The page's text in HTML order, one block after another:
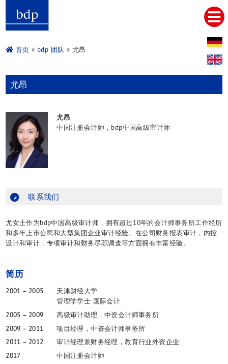
Hauptmenu
首页
法律咨询及诉讼
审计及审计相关服务
企业重组及重組意见
并购及企业接班人
管理咨询
中国咨询
审计
法律咨询
中德并购
企业融资
入境投资
联系方式
首页 » bdp 团队 » 尤昂
尤昂
尤昂
中国注册会计师，bdp中国高级审计师
联系我们
尤女士作为bdp中国高级审计师，拥有超过10年的会计师事务所工作经历
和多年上市公司和大型集团企业审计经验。在公司财务报表审计，内控
设计和审计，专项审计和财务尽职调查等方面拥有丰富经验。
简历
2001 – 2005
天津财经大学
管理学学士 国际会计
2005 – 2009
高级审计助理，中资会计师事务所
2009 – 2011
项目经理，中资会计师事务所
2011 – 2012
审计经理兼财务经理，教育行业外资企业
2017
中国注册会计师